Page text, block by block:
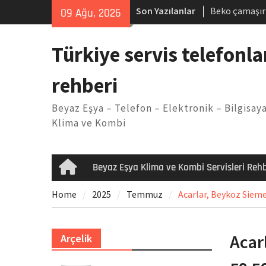
09 Ağu, 2026 Son Yazılanlar
Beko
Demirdöküm
Arızası
Türkiye servis
rehberi
Beyaz Eşya – Telefon – Elektronik –
Klima ve Kombi
HomeBeyaz Eşya Klima ve Kombi Servisleri
Home 2025 Temmuz Acarlar, Beykoz
Arçelik